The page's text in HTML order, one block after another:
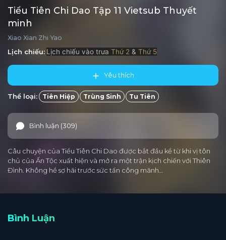
Tiểu Tiên Chi Dao Tập 11 Vietsub Thuyết
minh
Xiao Xian Zhi Yao
Lịch chiếu: Lịch chiếu vào trưa Thứ 2 & Thứ 5
Yêu thích
Thể loại: Tiên Hiệp Trùng Sinh Tu Tiên
Bình luận (309)
Câu chuyện của Tiểu Tiên Chi Dao được bắt đầu kể từ khi vị tôn
chủ của Ấn Tộc xuất hiện và mở ra một trận kịch chiến với Thiên
Đình. Không hề sợ hãi trước sức tấn công mãnh…
Bình Luận